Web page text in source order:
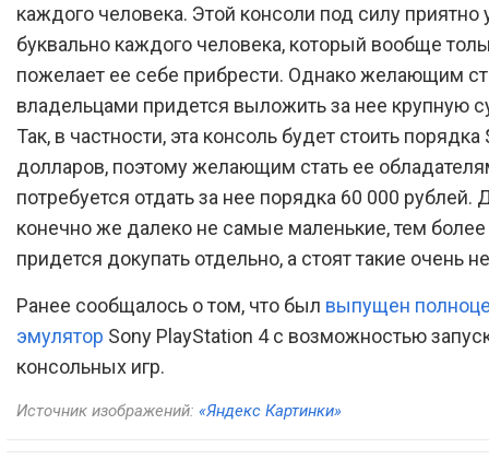
каждого человека. Этой консоли под силу приятно
буквально каждого человека, который вообще
пожелает ее себе прибрести. Однако желающим
владельцами придется выложить за нее крупную
Так, в частности, эта консоль будет стоить порядка
долларов, поэтому желающим стать ее
потребуется отдать за нее порядка 60 000 рублей.
конечно же далеко не самые маленькие, тем более
придется докупать отдельно, а стоят такие очень
Ранее сообщалось о том, что был выпущен
эмулятор Sony PlayStation 4 с возможностью
консольных игр.
Источник изображений: «Яндекс Картинки»